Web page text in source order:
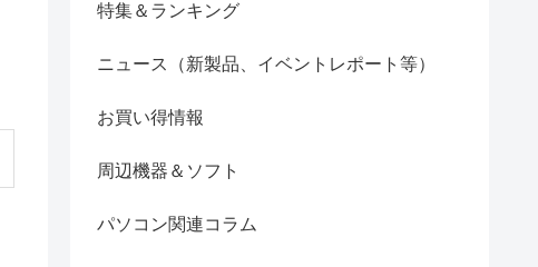
特集＆ランキング
ニュース（新製品、イベントレポート等）
お買い得情報
周辺機器＆ソフト
パソコン関連コラム